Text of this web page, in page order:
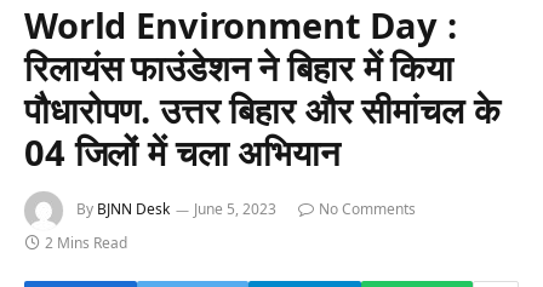
World Environment Day :
रिलायंस फाउंडेशन ने बिहार में किया
पौधारोपण. उत्तर बिहार और सीमांचल के
04 जिलों में चला अभियान
By BJNN Desk June 5, 2023
No Comments
2 Mins Read